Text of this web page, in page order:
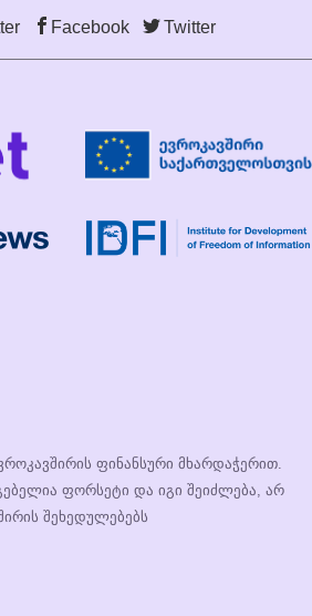
Facebook Twitter
ფინანსური მხარდაჭერით.
ფორსეტი და იგი შეიძლება, არ
შეხედულებებს